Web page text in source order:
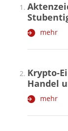
mehr
Krypto-
Handel
mehr